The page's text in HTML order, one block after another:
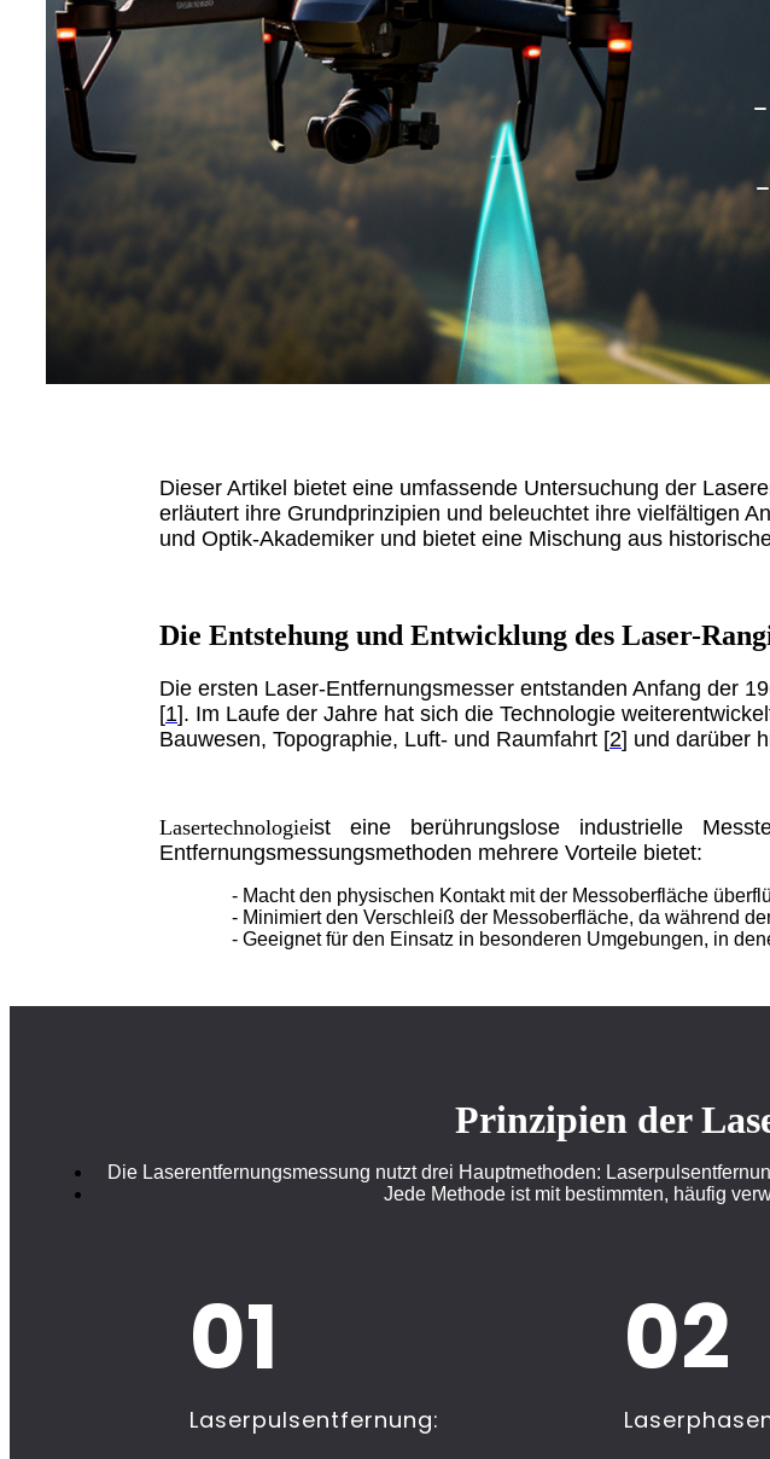
Dieser Artikel bietet eine umfassende Untersuchung der
erläutert ihre Grundprinzipien und beleuchtet ihre vielfältigen
und Optik-Akademiker und bietet eine Mischung aus
Die Entstehung und Entwicklung des Laser-
Die ersten Laser-Entfernungsmesser entstanden Anfang der
[1]. Im Laufe der Jahre hat sich die Technologie
Bauwesen, Topographie, Luft- und Raumfahrt [2] und darüber
Lasertechnologieist eine berührungslose industrielle
Entfernungsmessungsmethoden mehrere Vorteile bietet:
- Macht den physischen Kontakt mit der Messoberfläche
- Minimiert den Verschleiß der Messoberfläche, da während
- Geeignet für den Einsatz in besonderen Umgebungen, in
Prinzipien der
Die Laserentfernungsmessung nutzt drei Hauptmethoden:
Jede Methode ist mit bestimmten, häufig
01
Laserpulsentfernung:
02